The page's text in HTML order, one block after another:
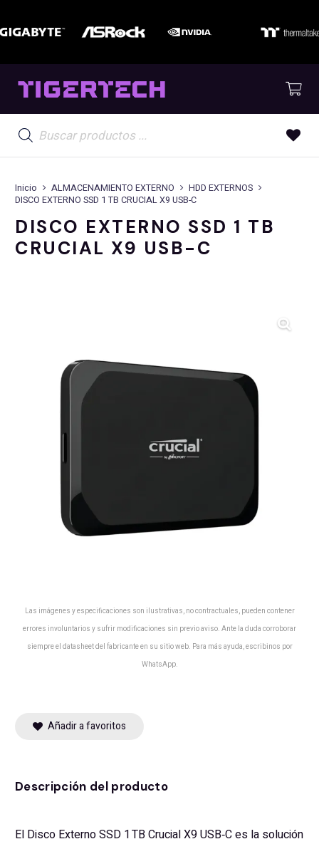
de
productos
Inicio ALMACENAMIENTO EXTERNO
HDD EXTERNOS
DISCO EXTERNO SSD 1 TB CRUCIAL X9 USB-C
DISCO EXTERNO SSD 1 TB
CRUCIAL X9 USB-C
Las imágenes y especificaciones son ilustrativas, no contractuales, pueden contener
errores involuntarios y sufrir modificaciones sin previo aviso. Ante la duda corroborar
siempre el datasheet del fabricante en su sitio web. Para más ayuda, escribinos por
WhatsApp.
Añadir a favoritos
Descripción del producto
El Disco Externo SSD 1 TB Crucial X9 USB‑C es la solución